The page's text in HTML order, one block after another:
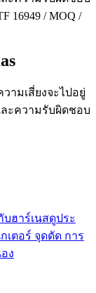
16949 / MOQ /
ามเสี่ยงจะไปอยู่
ะความรับผิดชอบ
บฮาร์เนสดูประ
เตอร์ จุดดัด การ
ง